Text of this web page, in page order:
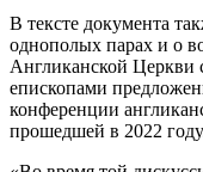
В тексте документа
однополых парах и о
Англиканской Церкви
епископами
конференции
прошедшей в 2022